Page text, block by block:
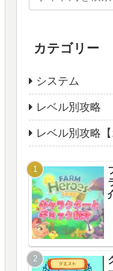
カテゴリー
システム
レベル別攻略
レベル別攻略【